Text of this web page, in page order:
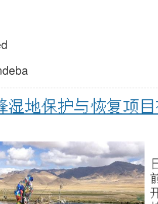
湿地保护与恢复项